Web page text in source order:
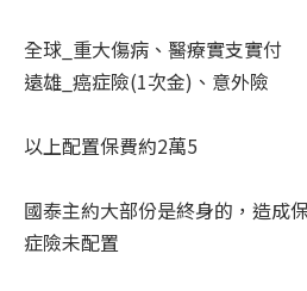
全球_重大傷病、醫療實支實付
遠雄_癌症險(1次金)、意外險
以上配置保費約2萬5
國泰主約大部份是終身的，造成
症險未配置